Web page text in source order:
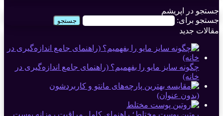
جستجو در اپریشم
جستجو برای:
مقالات جدید
چگونه سایز مایو را بفهمیم؟ (راهنمای جامع اندازه‌گیری در
خانه)
(بدون عنوان)